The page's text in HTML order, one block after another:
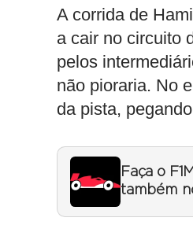
A corrida de
a cair no circuito
pelos
não pioraria. No
da pista,
Faça o
também